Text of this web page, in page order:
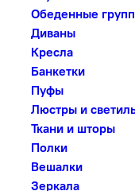
Обеденные
Диваны
Кресла
Банкетки
Пуфы
Люстры и
Ткани и шторы
Полки
Вешалки
Зеркала